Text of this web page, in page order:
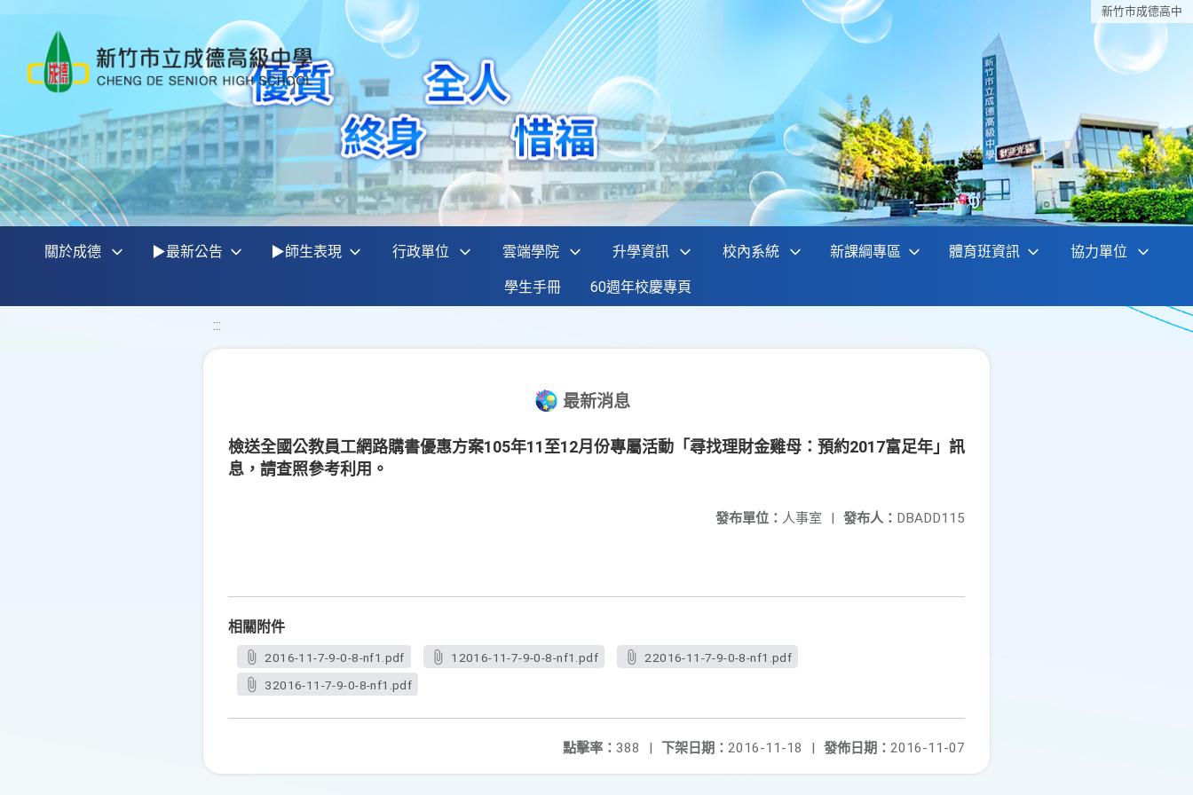
新竹巿成德高中
關於成德 ▶最新公告 ▶師生表現 行政單位 雲端學院 升學資訊 校內系統 新課綱專區 體育班資訊 協力單位
學生手冊 60週年校慶專頁
:::
最新消息
檢送全國公教員工網路購書優惠方案105年11至12月份專屬活動「尋找理財金雞母：預約2017富足年」訊
息，請查照參考利用。
發布人： DBADD115
發布單位： 人事室 |
相關附件
2016-11-7-9-0-8-nf1.pdf 12016-11-7-9-0-8-nf1.pdf
22016-11-7-9-0-8-nf1.pdf
32016-11-7-9-0-8-nf1.pdf
發佈日期： 2016-11-07
下架日期： 2016-11-18 |
點擊率： 388 |